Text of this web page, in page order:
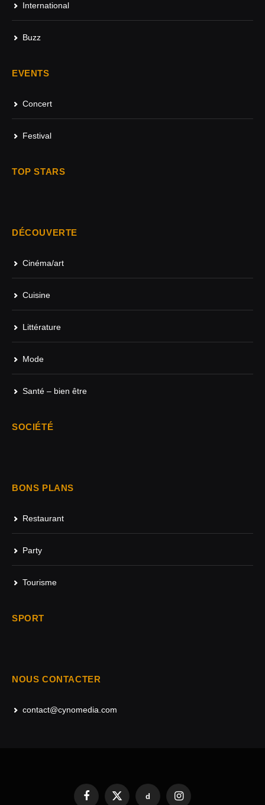
International
Buzz
EVENTS
Concert
Festival
TOP STARS
DÉCOUVERTE
Cinéma/art
Cuisine
Littérature
Mode
Santé – bien être
SOCIÉTÉ
BONS PLANS
Restaurant
Party
Tourisme
SPORT
NOUS CONTACTER
contact@cynomedia.com
FacebookX
d
Instagram